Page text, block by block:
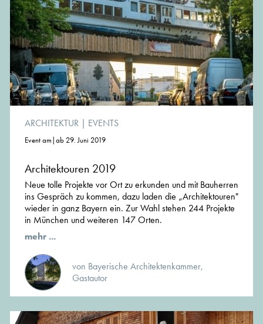
ARCHITEKTUR | EVENTS
Event am|ab 29. Juni 2019
Architektouren 2019
Neue tolle Pro­jekte vor Ort zu erkun­den und mit Bau­her­ren
ins Gespräch zu kommen, dazu laden die „Archi­tek­tou­ren"
wieder in ganz Bayern ein. Zur Wahl stehen 244 Projekte
in München und weiteren 147 Orten.
mehr ...
von Bayerische Architektenkammer,
Gastautor